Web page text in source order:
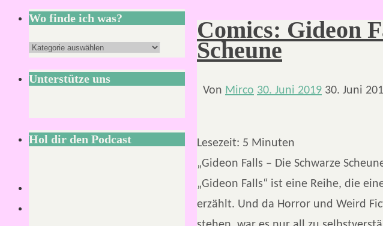
Comics: Gideon
Scheune
Von Mirco 30. Juni 2019 30. Juni
Lesezeit: 5 Minuten
„Gideon Falls – Die Schwarze
„Gideon Falls“ ist eine Reihe, die
erzählt. Und da Horror und Weird
nach:
Wo finde ich was?
Wo
finde
ich
Unterstütze uns
Hol dir den Podcast